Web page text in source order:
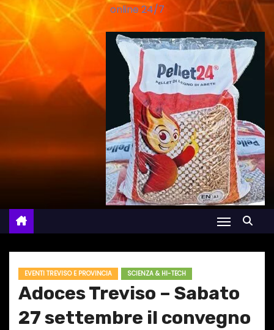
online 24/7
EVENTI TREVISO E PROVINCIA SCIENZA & HI-TECH
Adoces Treviso – Sabato
27 settembre il convegno